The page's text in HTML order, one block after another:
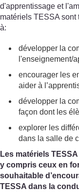
d'apprentissage et
matériels TESSA
à:
développer la
l'enseignement/
encourager les
aider à
développer la
façon dont les
explorer les
dans la salle de
Les matériels
y compris ceux en
souhaitable
TESSA dans la